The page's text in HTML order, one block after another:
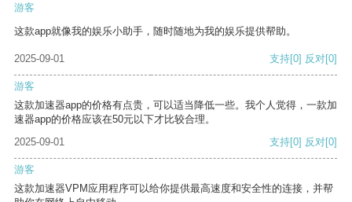
游客
这款app就像我的娱乐小助手，随时随地为我的娱乐提供帮助。
2025-09-01 支持[0] 反对[0]
游客
这款加速器app的价格有点贵，可以适当降低一些。我个人觉得，一款加
速器app的价格应该在50元以下才比较合理。
2025-09-01
支持[0] 反对[0]
游客
这款加速器VPM应用程序可以给你提供最高速度和安全性的连接，并帮